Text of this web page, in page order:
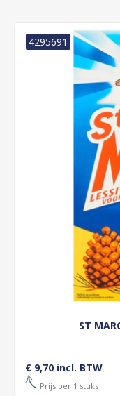
ST
4295691
€ 9,70 incl. BTW
Prijs per 1 stuks